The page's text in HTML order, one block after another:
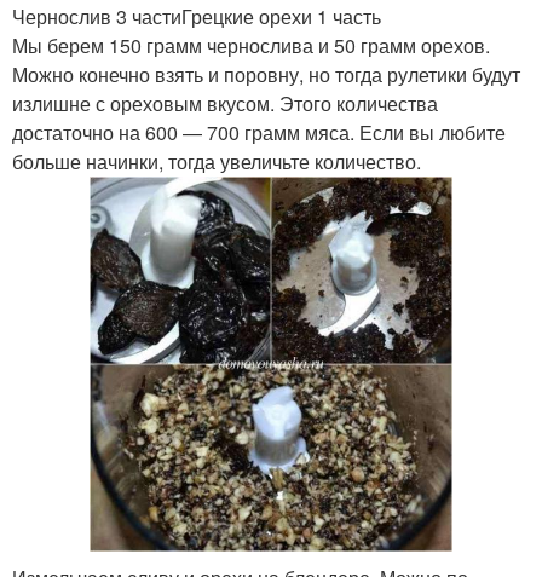
Чернослив 3 частиГрецкие орехи 1 часть
Мы берем 150 грамм чернослива и 50 грамм орехов.
Можно конечно взять и поровну, но тогда рулетики будут
излишне с ореховым вкусом. Этого количества
достаточно на 600 — 700 грамм мяса. Если вы любите
больше начинки, тогда увеличьте количество.